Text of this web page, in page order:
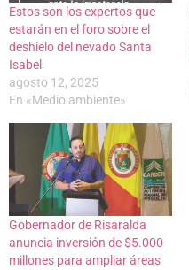
Estos son los expertos que
estarán en el foro sobre el
deshielo del nevado Santa
Isabel
agosto 12, 2025
En «Medio ambiente»
Gobernador de Risaralda
anuncia inversión de $5.000
millones para ampliar áreas